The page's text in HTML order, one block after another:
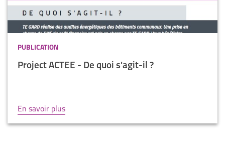
PUBLICATION
Project ACTEE - De quoi s'agit-il ?
En savoir plus